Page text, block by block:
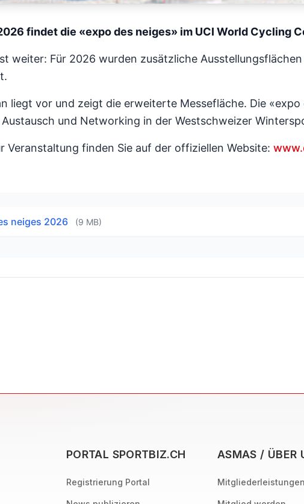
findet die «expo des neiges» im UCI World Cycling
weiter: Für 2026 wurden zusätzliche
liegt vor und zeigt die erweiterte Messefläche. Die
und Networking in der Westschweizer
Veranstaltung finden Sie auf der offiziellen Website:
neiges 2026 (9 MB)
PORTAL SPORTBIZ.CH
Registrierung Portal
ASMAS / ÜBER
Mitgliederleistungen